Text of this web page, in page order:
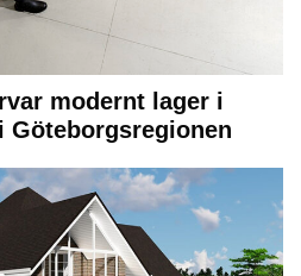
modernt lager i